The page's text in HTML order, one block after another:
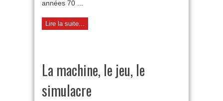
années 70 ...
Lire la suite...
La machine, le jeu, le
simulacre